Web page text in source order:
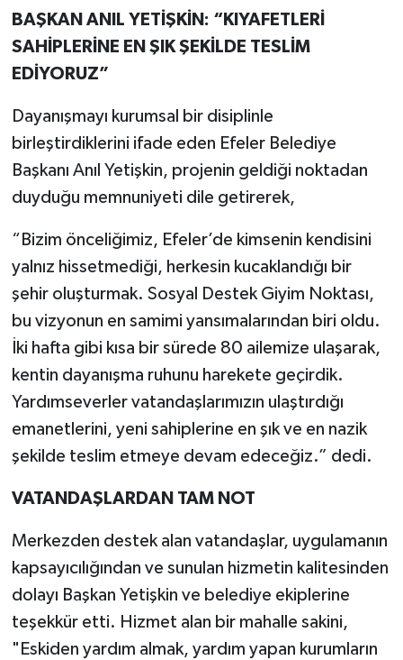
BAŞKAN ANIL YETİŞKİN: “KIYAFETLERİ
SAHİPLERİNE EN ŞIK ŞEKİLDE TESLİM
EDİYORUZ”
Dayanışmayı kurumsal bir disiplinle
birleştirdiklerini ifade eden Efeler Belediye
Başkanı Anıl Yetişkin, projenin geldiği noktadan
duyduğu memnuniyeti dile getirerek,
“Bizim önceliğimiz, Efeler’de kimsenin kendisini
yalnız hissetmediği, herkesin kucaklandığı bir
şehir oluşturmak. Sosyal Destek Giyim Noktası,
bu vizyonun en samimi yansımalarından biri oldu.
İki hafta gibi kısa bir sürede 80 ailemize ulaşarak,
kentin dayanışma ruhunu harekete geçirdik.
Yardımseverler vatandaşlarımızın ulaştırdığı
emanetlerini, yeni sahiplerine en şık ve en nazik
şekilde teslim etmeye devam edeceğiz.” dedi.
VATANDAŞLARDAN TAM NOT
Merkezden destek alan vatandaşlar, uygulamanın
kapsayıcılığından ve sunulan hizmetin kalitesinden
dolayı Başkan Yetişkin ve belediye ekiplerine
teşekkür etti. Hizmet alan bir mahalle sakini,
"Eskiden yardım almak, yardım yapan kurumların